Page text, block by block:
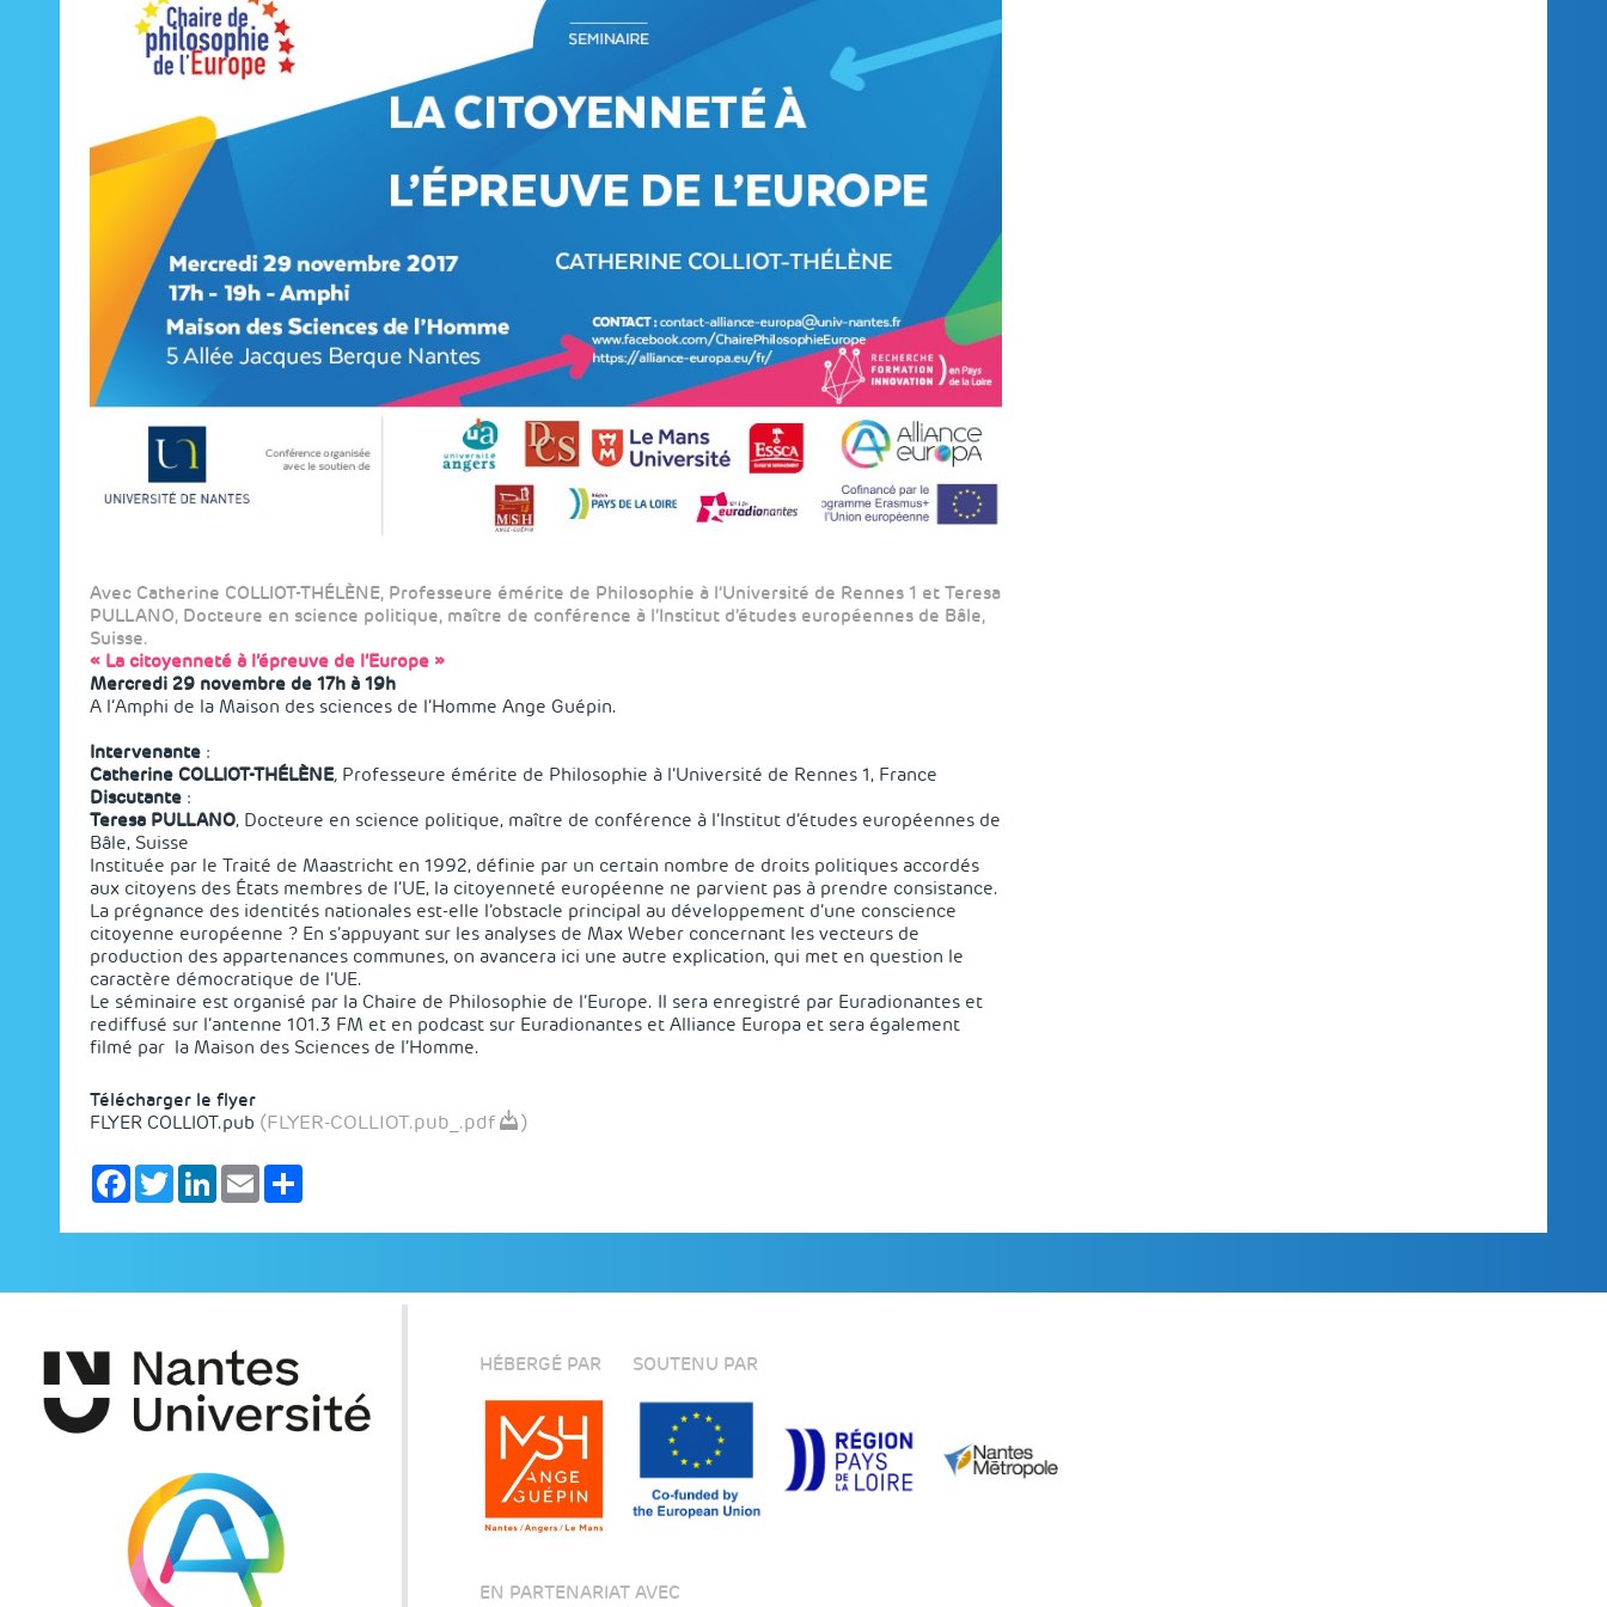
Avec Catherine COLLIOT-THÉLÈNE, Professeure émérite de Philosophie à l’Université de Rennes 1 et Teresa
PULLANO, Docteure en science politique, maître de conférence à l’Institut d’études européennes de Bâle,
Suisse.
« La citoyenneté à l’épreuve de l’Europe »
Mercredi 29 novembre de 17h à 19h
A l’Amphi de la Maison des sciences de l’Homme Ange Guépin.
Intervenante :
Catherine COLLIOT-THÉLÈNE, Professeure émérite de Philosophie à l’Université de Rennes 1, France
Discutante :
Teresa PULLANO, Docteure en science politique, maître de conférence à l’Institut d’études européennes de
Bâle, Suisse
Instituée par le Traité de Maastricht en 1992, définie par un certain nombre de droits politiques accordés
aux citoyens des États membres de l’UE, la citoyenneté européenne ne parvient pas à prendre consistance.
La prégnance des identités nationales est-elle l’obstacle principal au développement d’une conscience
citoyenne européenne ? En s’appuyant sur les analyses de Max Weber concernant les vecteurs de
production des appartenances communes, on avancera ici une autre explication, qui met en question le
caractère démocratique de l’UE.
Le séminaire est organisé par la Chaire de Philosophie de l’Europe. Il sera enregistré par Euradionantes et
rediffusé sur l’antenne 101.3 FM et en podcast sur Euradionantes et Alliance Europa et sera également
filmé par la Maison des Sciences de l’Homme.
Télécharger le flyer
FLYER COLLIOT.pub (FLYER-COLLIOT.pub_.pdf )
FacebookTwitterLinkedInEmail
HÉBERGÉ PAR SOUTENU PAR
EN PARTENARIAT AVEC